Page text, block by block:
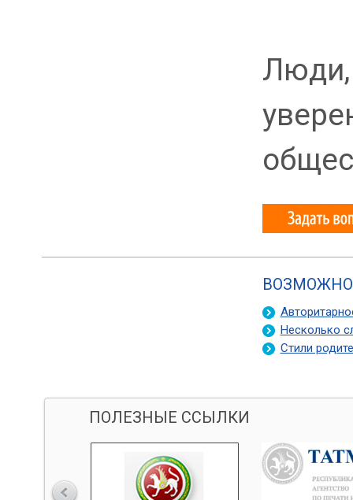
Люди,
Несколько
Стили
ПОЛЕЗНЫЕ ССЫЛКИ